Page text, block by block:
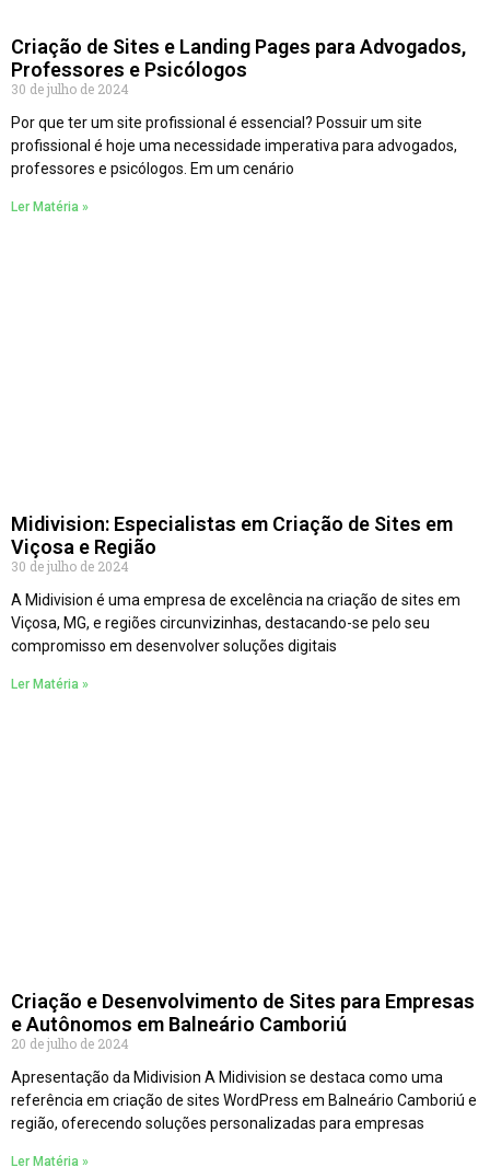
Criação de Sites e Landing Pages para Advogados,
Professores e Psicólogos
30 de julho de 2024
Por que ter um site profissional é essencial? Possuir um site
profissional é hoje uma necessidade imperativa para advogados,
professores e psicólogos. Em um cenário
Ler Matéria »
Midivision: Especialistas em Criação de Sites em
Viçosa e Região
30 de julho de 2024
A Midivision é uma empresa de excelência na criação de sites em
Viçosa, MG, e regiões circunvizinhas, destacando-se pelo seu
compromisso em desenvolver soluções digitais
Ler Matéria »
Criação e Desenvolvimento de Sites para Empresas
e Autônomos em Balneário Camboriú
20 de julho de 2024
Apresentação da Midivision A Midivision se destaca como uma
referência em criação de sites WordPress em Balneário Camboriú e
região, oferecendo soluções personalizadas para empresas
Ler Matéria »